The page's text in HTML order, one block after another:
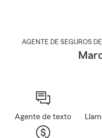
AGENTE DE SEGUROS
Agente de texto